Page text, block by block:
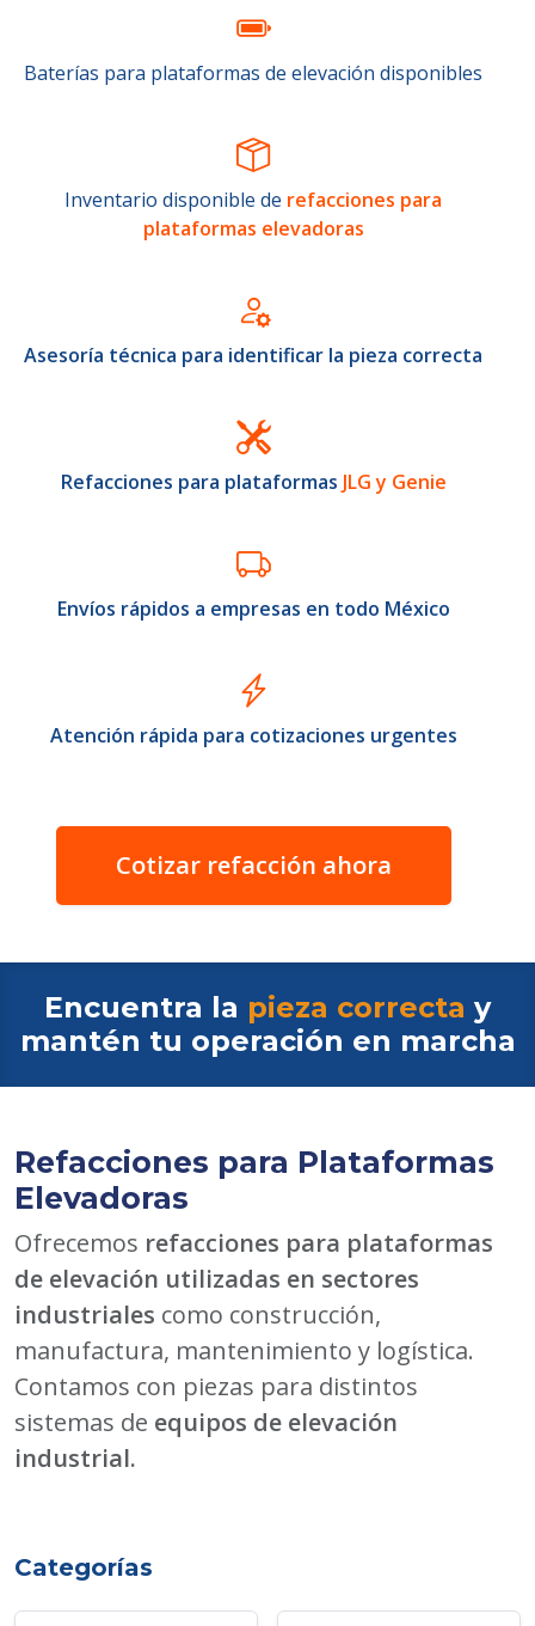
Baterías para plataformas de elevación disponibles
Inventario disponible de refacciones para
plataformas elevadoras
Asesoría técnica para identificar la pieza correcta
Refacciones para plataformas JLG y Genie
Envíos rápidos a empresas en todo México
Atención rápida para cotizaciones urgentes
Cotizar refacción ahora
Encuentra la pieza correcta y
mantén tu operación en marcha
Refacciones para Plataformas
Elevadoras
Ofrecemos refacciones para plataformas
de elevación utilizadas en sectores
industriales como construcción,
manufactura, mantenimiento y logística.
Contamos con piezas para distintos
sistemas de equipos de elevación
industrial.
Categorías